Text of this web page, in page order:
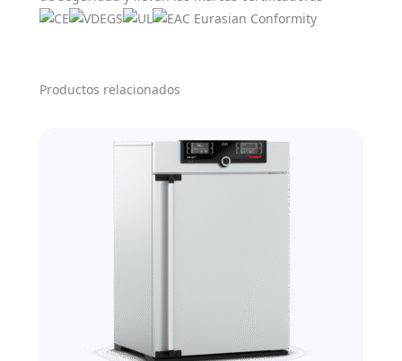
Productos relacionados